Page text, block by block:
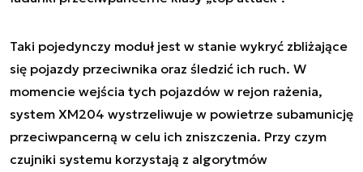
Taki pojedynczy moduł jest w stanie wykryć zbliżające
się pojazdy przeciwnika oraz śledzić ich ruch. W
momencie wejścia tych pojazdów w rejon rażenia,
system XM204 wystrzeliwuje w powietrze subamunicję
przeciwpancerną w celu ich zniszczenia. Przy czym
czujniki systemu korzystają z algorytmów